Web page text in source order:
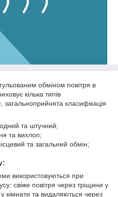
обміном повітря в
кілька типів
класифікація
та штучний;
та вихлоп;
та загальний обмін;
використовуються при
свіже повітря через тріщини у
кімнати та видаляються через